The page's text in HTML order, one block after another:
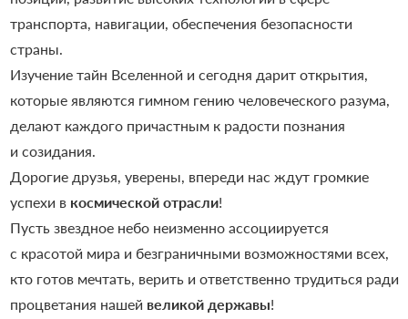
транспорта, навигации, обеспечения безопасности
страны.
Изучение тайн Вселенной и сегодня дарит открытия,
которые являются гимном гению человеческого разума,
делают каждого причастным к радости познания
и созидания.
Дорогие друзья, уверены, впереди нас ждут громкие
успехи в космической отрасли!
Пусть звездное небо неизменно ассоциируется
с красотой мира и безграничными возможностями всех,
кто готов мечтать, верить и ответственно трудиться ради
процветания нашей великой державы!